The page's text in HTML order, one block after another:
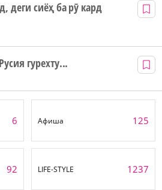
деги сиёҳ ба рӯ кард
гурехту...
6 Афиша 125
92 LIFE-STYLE 1237